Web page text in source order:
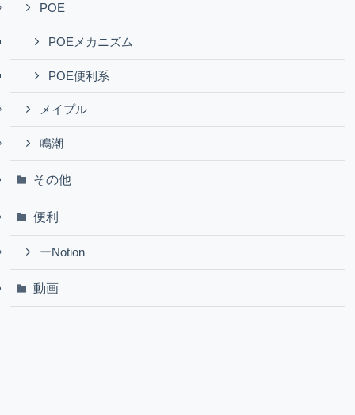
POE
POEメカニズム
POE便利系
メイプル
鳴潮
その他
便利
ーNotion
動画